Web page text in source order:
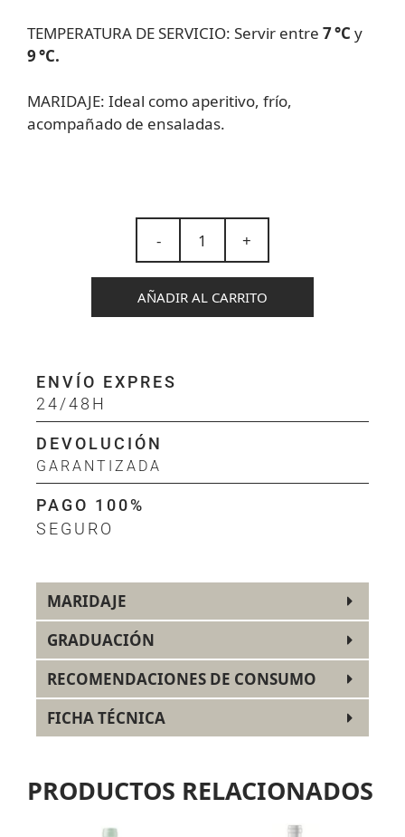
TEMPERATURA DE SERVICIO: Servir entre 7 °C y
9 °C.
MARIDAJE: Ideal como aperitivo, frío,
acompañado de ensaladas.
- +
AÑADIR AL CARRITO
ENVÍO EXPRES
24/48H
DEVOLUCIÓN
GARANTIZADA
PAGO 100%
SEGURO
MARIDAJE
GRADUACIÓN
RECOMENDACIONES DE CONSUMO
FICHA TÉCNICA
PRODUCTOS RELACIONADOS